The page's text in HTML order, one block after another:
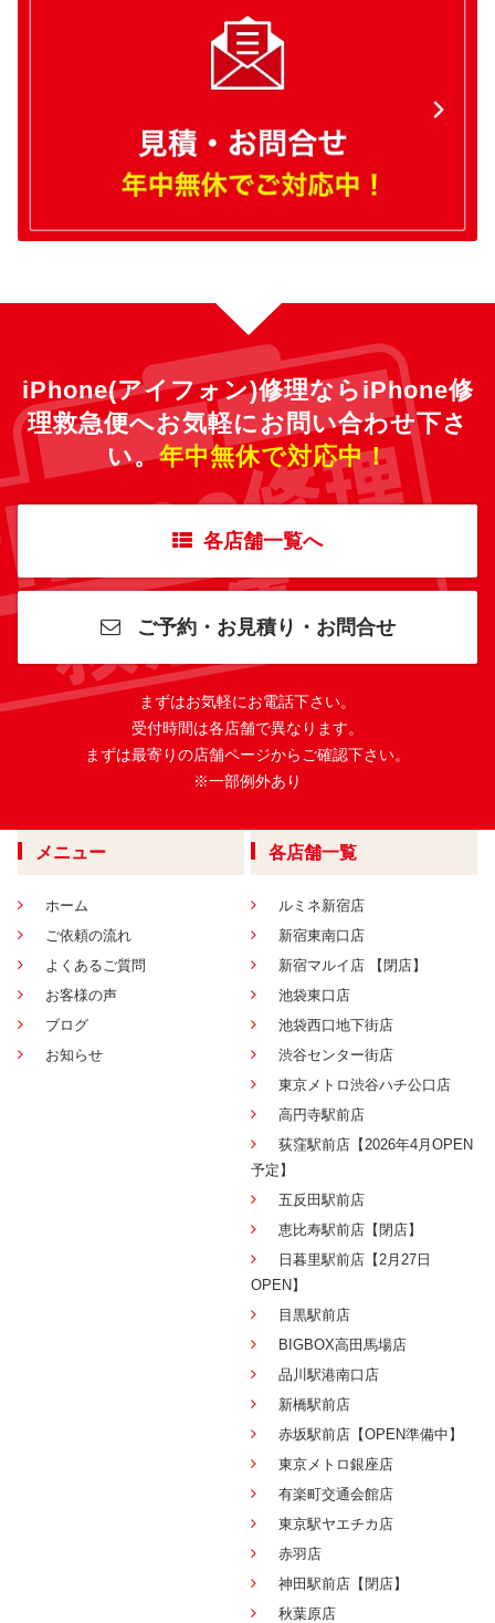
iPhone(アイフォン)修理ならiPhone修
理救急便へお気軽にお問い合わせ下さ
い。年中無休で対応中！
各店舗一覧へ
ご予約・お見積り・お問合せ
まずはお気軽にお電話下さい。
受付時間は各店舗で異なります。
まずは最寄りの店舗ページからご確認下さい。
※一部例外あり
メニュー
ホーム
ご依頼の流れ
よくあるご質問
お客様の声
ブログ
お知らせ
各店舗一覧
ルミネ新宿店
新宿東南口店
新宿マルイ店 【閉店】
池袋東口店
池袋西口地下街店
渋谷センター街店
東京メトロ渋谷ハチ公口店
高円寺駅前店
荻窪駅前店【2026年4月OPEN
予定】
五反田駅前店
恵比寿駅前店【閉店】
日暮里駅前店【2月27日
OPEN】
目黒駅前店
BIGBOX高田馬場店
品川駅港南口店
新橋駅前店
赤坂駅前店【OPEN準備中】
東京メトロ銀座店
有楽町交通会館店
東京駅ヤエチカ店
赤羽店
神田駅前店【閉店】
秋葉原店